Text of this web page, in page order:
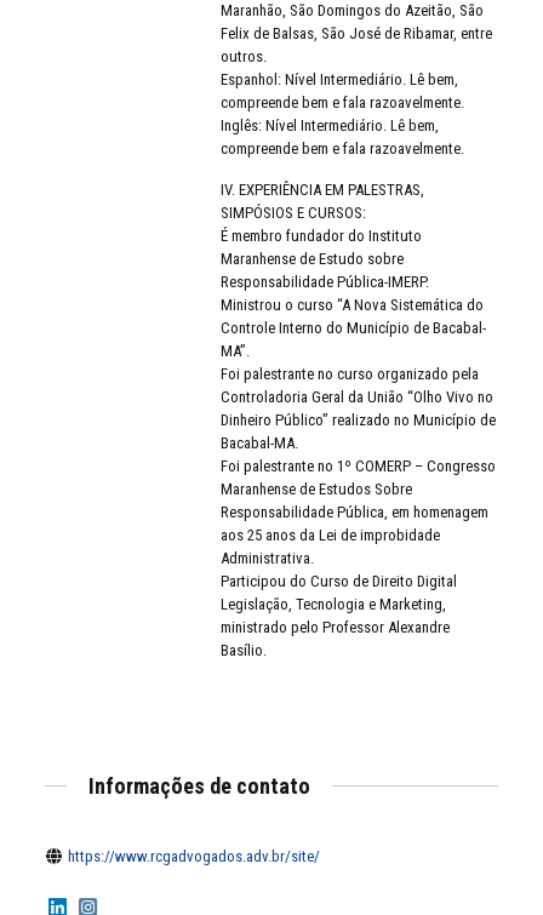
Maranhão, São Domingos do Azeitão, São
Felix de Balsas, São José de Ribamar, entre
outros.
Espanhol: Nível Intermediário. Lê bem,
compreende bem e fala razoavelmente.
Inglês: Nível Intermediário. Lê bem,
compreende bem e fala razoavelmente.
IV. EXPERIÊNCIA EM PALESTRAS,
SIMPÓSIOS E CURSOS:
É membro fundador do Instituto
Maranhense de Estudo sobre
Responsabilidade Pública-IMERP.
Ministrou o curso “A Nova Sistemática do
Controle Interno do Município de Bacabal-
MA”.
Foi palestrante no curso organizado pela
Controladoria Geral da União “Olho Vivo no
Dinheiro Público” realizado no Município de
Bacabal-MA.
Foi palestrante no 1º COMERP – Congresso
Maranhense de Estudos Sobre
Responsabilidade Pública, em homenagem
aos 25 anos da Lei de improbidade
Administrativa.
Participou do Curso de Direito Digital
Legislação, Tecnologia e Marketing,
ministrado pelo Professor Alexandre
Basílio.
Informações de contato
https://www.rcgadvogados.adv.br/site/